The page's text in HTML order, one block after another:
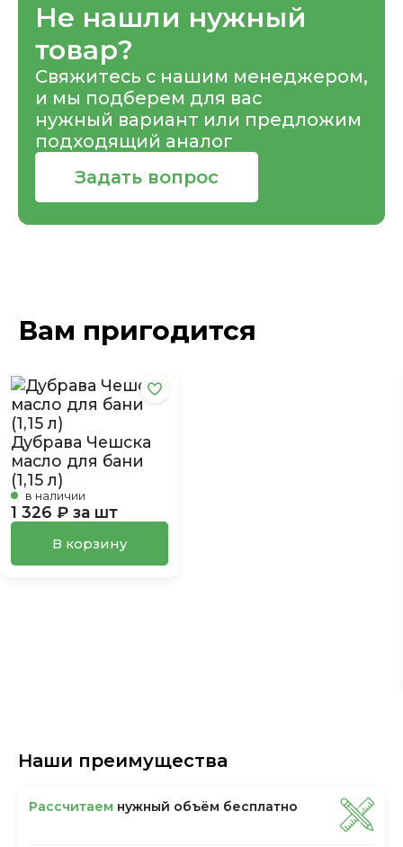
Не нашли нужный
товар?
Свяжитесь с нашим менеджером,
и мы подберем для вас
нужный вариант или предложим
подходящий аналог
Задать вопрос
Вам пригодится
Дубрава Чешска
масло для бани
(1,15 л)
в наличии
1 326 ₽ за шт
В корзину
Наши преимущества
Рассчитаем нужный объём бесплатно